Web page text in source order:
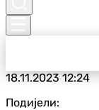
18.11.202312:24
Подијели: